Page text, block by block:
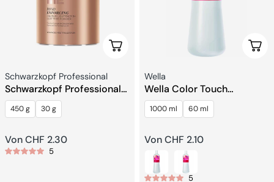
Wählen Sie Optionen
Verkäufer:
Schwarzkopf Professional
Schwarzkopf Professional
BLONDME BOND
ENFORCING Premium
450 g 30 g
Regulärer
Preis
Von CHF 2.30
5
Verkäufer:
Wella
Wella Color Touch
Emulsion-Entwickler-
Wasserstoff-Oxidant
1000 ml 60 ml
Regulärer
Preis
Von CHF 2.10
5